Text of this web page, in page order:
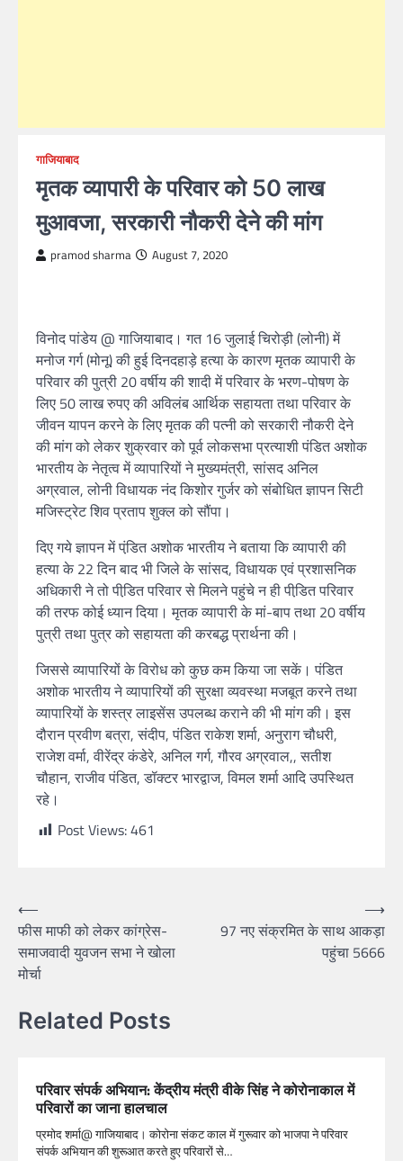
गाजियाबाद
मृतक व्यापारी के परिवार को 50 लाख
मुआवजा, सरकारी नौकरी देने की मांग
pramod sharma August 7, 2020
विनोद पांडेय @ गाजियाबाद। गत 16 जुलाई चिरोड़ी (लोनी) में
मनोज गर्ग (मोनू) की हुई दिनदहाड़े हत्या के कारण मृतक व्यापारी के
परिवार की पुत्री 20 वर्षीय की शादी में परिवार के भरण-पोषण के
लिए 50 लाख रुपए की अविलंब आर्थिक सहायता तथा परिवार के
जीवन यापन करने के लिए मृतक की पत्नी को सरकारी नौकरी देने
की मांग को लेकर शुक्रवार को पूर्व लोकसभा प्रत्याशी पंडित अशोक
भारतीय के नेतृत्व में व्यापारियों ने मुख्यमंत्री, सांसद अनिल
अग्रवाल, लोनी विधायक नंद किशोर गुर्जर को संंबोधित ज्ञापन सिटी
मजिस्ट्रेट शिव प्रताप शुक्ल को सौंपा।
दिए गये ज्ञापन में पंडि़त अशोक भारतीय ने बताया कि व्यापारी की
हत्या के 22 दिन बाद भी जिले के सांसद, विधायक एवं प्रशासनिक
अधिकारी ने तो पीडि़त परिवार से मिलने पहुंचे न ही पीडि़त परिवार
की तरफ कोई ध्यान दिया। मृतक व्यापारी के मां-बाप तथा 20 वर्षीय
पुत्री तथा पुत्र को सहायता की करबद्ध प्रार्थना की।
जिससे व्यापारियों के विरोध को कुछ कम किया जा सकें। पंडित
अशोक भारतीय ने व्यापारियों की सुरक्षा व्यवस्था मजबूत करने तथा
व्यापारियों के शस्त्र लाइसेंस उपलब्ध कराने की भी मांग की। इस
दौरान प्रवीण बत्रा, संदीप, पंडित राकेश शर्मा, अनुराग चौधरी,
राजेश वर्मा, वीरेंद्र कंडेरे, अनिल गर्ग, गौरव अग्रवाल,, सतीश
चौहान, राजीव पंडित, डॉक्टर भारद्वाज, विमल शर्मा आदि उपस्थित
रहे।
Post Views:461
⟵
फीस माफी को लेकर कांग्रेस-
समाजवादी युवजन सभा ने खोला
मोर्चा
97 नए संक्रमित के साथ आकड़ा
पहुंचा 5666
⟶
Related Posts
परिवार संपर्क अभियान: केंद्रीय मंत्री वीके सिंह ने कोरोनाकाल में
परिवारों का जाना हालचाल
प्रमोद शर्मा@ गाजियाबाद। कोरोना संकट काल में गुरूवार को भाजपा ने परिवार
संपर्क अभियान की शुरूआत करते हुए परिवारों से…